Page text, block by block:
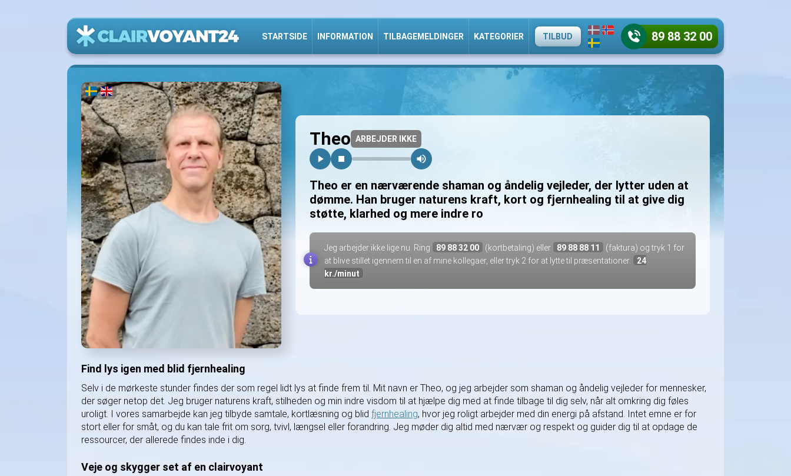
STARTSIDE INFORMATION TILBAGEMELDINGER KATEGORIER TILBUD 89 88 32 00
Theo ARBEJDER IKKE
Theo er en nærværende shaman og åndelig vejleder, der lytter uden at
dømme. Han bruger naturens kraft, kort og fjernhealing til at give dig
støtte, klarhed og mere indre ro
Jeg arbejder ikke lige nu. Ring 89 88 32 00 (kortbetaling) eller 89 88 88 11
(faktura) og tryk 1 for
at blive stillet igennem til en af mine kollegaer, eller tryk 2 for at lytte til præsentationer.
24
kr./minut
Find lys igen med blid fjernhealing
Selv i de mørkeste stunder findes der som regel lidt lys at finde frem til. Mit navn er Theo, og jeg arbejder som shaman og åndelig vejleder for mennesker,
der søger netop det. Jeg bruger naturens kraft, stilheden og min indre visdom til at hjælpe dig med at finde tilbage til dig selv, når alt omkring dig føles
uroligt. I vores samarbejde kan jeg tilbyde samtale, kortlæsning og blid fjernhealing, hvor jeg roligt arbejder med din energi på afstand. Intet emne er for
stort eller for småt, og du kan tale frit om sorg, tvivl, længsel eller forandring. Jeg møder dig altid med nærvær og respekt og guider dig til at opdage de
ressourcer, der allerede findes inde i dig.
Veje og skygger set af en clairvoyant